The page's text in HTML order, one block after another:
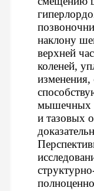
наклону
верхней
коленей,
мышечных
и тазовых